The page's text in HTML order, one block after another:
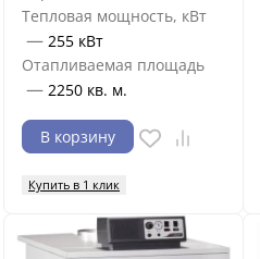
Тепловая мощность, кВт
— 255 кВт
Отапливаемая площадь
— 2250 кв. м.
В корзину
Купить в 1 клик